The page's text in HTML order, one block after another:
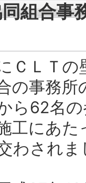
組合事
ＣＬＴ
の事務
ら62名
工にあ
わされま